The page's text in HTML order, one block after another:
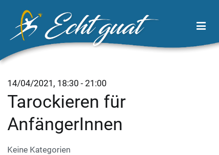
springen
Echt Guat
Wirtschaftsregion Tor zum Waldviertel
14/04/2021, 18:30 - 21:00
Tarockieren für
AnfängerInnen
Keine Kategorien